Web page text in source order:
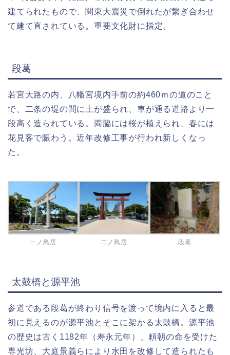
建てられたもので、関東大震災で倒れたが繋ぎ合わせ
て建て直されている。重要文化財に指定。
段葛
若宮大路の内、八幡宮境内手前の約460ｍの道のこと
で、二条の堤の間に土が盛られ、車が通る道路より一
段高く造られている。両脇には桜が植えられ、春には
花見客で賑わう。近年改修工事が行われ新しくなっ
た。
一ノ鳥居 二ノ鳥居 段葛
太鼓橋と源平池
参道である段葛が終わり信号を渡って境内に入ると最
初に見えるのが源平池とそこに架かる太鼓橋。源平池
の歴史は古く1182年（寿永元年）、頼朝の命を受けた
専光坊、大庭景義らにより水田を改修して造られたも